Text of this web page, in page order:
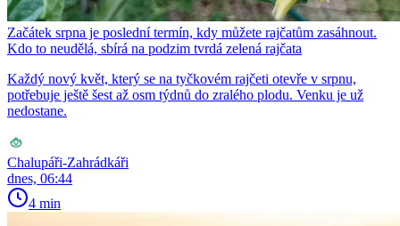
Začátek srpna je poslední termín, kdy můžete rajčatům zasáhnout.
Kdo to neudělá, sbírá na podzim tvrdá zelená rajčata
Každý nový květ, který se na tyčkovém rajčeti otevře v srpnu,
potřebuje ještě šest až osm týdnů do zralého plodu. Venku je už
nedostane.
Chalupáři-Zahrádkáři
dnes, 06:44
4 min